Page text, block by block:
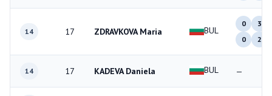
14 17 ZDRAVKOVA Maria BUL
0
3
0
2
14 17 KADEVA Daniela BUL —